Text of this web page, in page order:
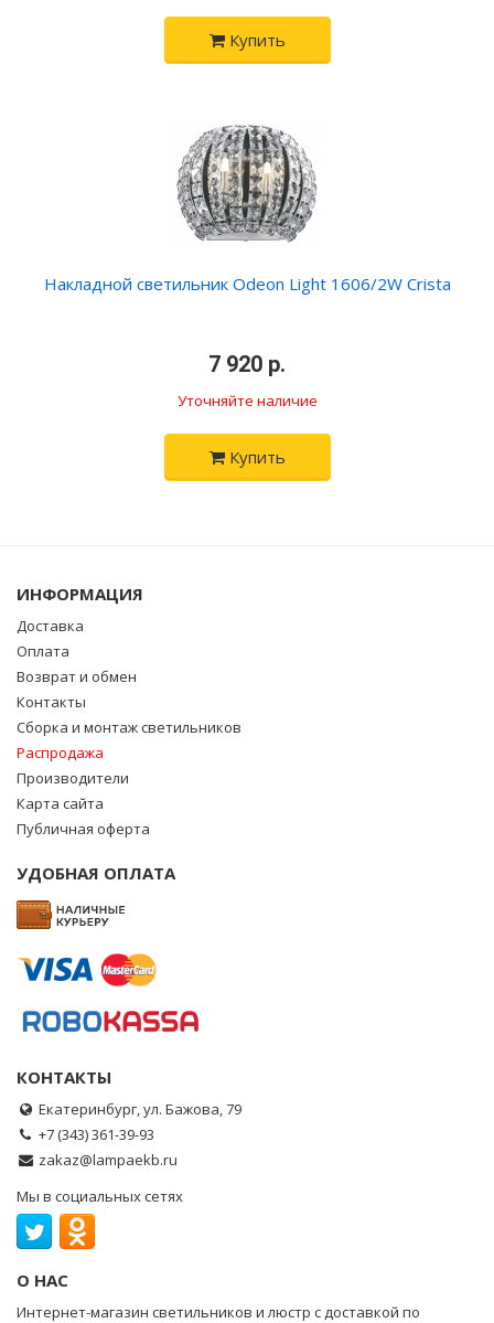
Купить
Накладной светильник Odeon Light 1606/2W Crista
7 920 р.
Уточняйте наличие
Купить
ИНФОРМАЦИЯ
Доставка
Оплата
Возврат и обмен
Контакты
Сборка и монтаж светильников
Распродажа
Производители
Карта сайта
Публичная оферта
УДОБНАЯ ОПЛАТА
КОНТАКТЫ
Екатеринбург, ул. Бажова, 79
+7 (343) 361-39-93
zakaz@lampaekb.ru
Мы в социальных сетях
О НАС
Интернет-магазин светильников и люстр с доставкой по